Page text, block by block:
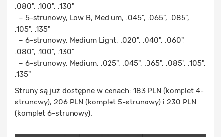
.080", .100", .130"
– 5-strunowy, Low B, Medium, .045", .065", .085",
.105", .135"
– 6-strunowy, Medium Light, .020", .040", .060",
.080", .100", .130"
– 6-strunowy, Medium, .025", .045", .065", .085", .105",
.135"
Struny są już dostępne w cenach: 183 PLN (komplet 4-
strunowy), 206 PLN (komplet 5-strunowy) i 230 PLN
(komplet 6-strunowy).